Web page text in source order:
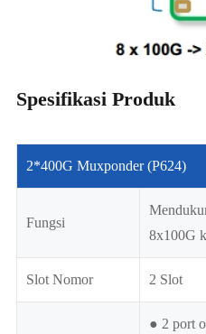
Spesifikasi Produk
2*400G Muxponder (P624)
Fungsi
8x100G
Slot Nomor 2 Slot
● 2 port